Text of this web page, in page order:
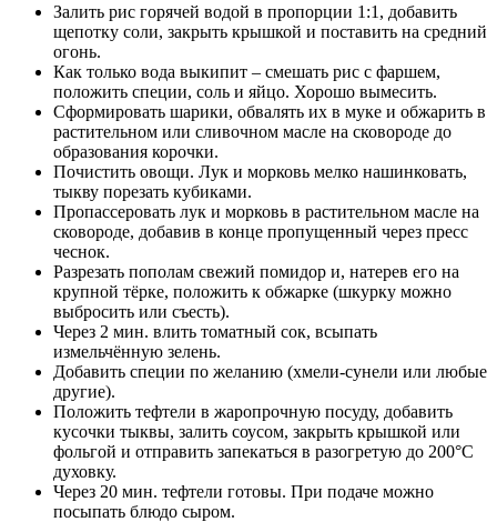
Залить рис горячей водой в пропорции 1:1, добавить
щепотку соли, закрыть крышкой и поставить на средний
огонь.
Как только вода выкипит – смешать рис с фаршем,
положить специи, соль и яйцо. Хорошо вымесить.
Сформировать шарики, обвалять их в муке и обжарить в
растительном или сливочном масле на сковороде до
образования корочки.
Почистить овощи. Лук и морковь мелко нашинковать,
тыкву порезать кубиками.
Пропассеровать лук и морковь в растительном масле на
сковороде, добавив в конце пропущенный через пресс
чеснок.
Разрезать пополам свежий помидор и, натерев его на
крупной тёрке, положить к обжарке (шкурку можно
выбросить или съесть).
Через 2 мин. влить томатный сок, всыпать
измельчённую зелень.
Добавить специи по желанию (хмели-сунели или любые
другие).
Положить тефтели в жаропрочную посуду, добавить
кусочки тыквы, залить соусом, закрыть крышкой или
фольгой и отправить запекаться в разогретую до 200°C
духовку.
Через 20 мин. тефтели готовы. При подаче можно
посыпать блюдо сыром.